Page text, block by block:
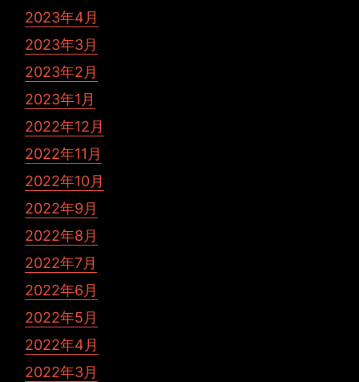
2023年4月
2023年3月
2023年2月
2023年1月
2022年12月
2022年11月
2022年10月
2022年9月
2022年8月
2022年7月
2022年6月
2022年5月
2022年4月
2022年3月